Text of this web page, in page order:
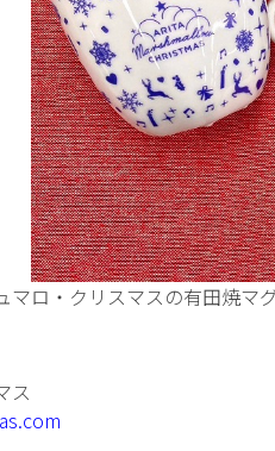
マロ・クリスマスの有田焼マ
ス